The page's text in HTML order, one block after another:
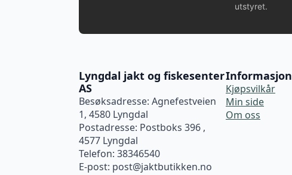
utstyret.
Lyngdal jakt og fiskesenter
AS
Besøksadresse: Agnefestveien
1, 4580 Lyngdal
Postadresse: Postboks 396 ,
4577 Lyngdal
Telefon: 38346540
E-post: post@jaktbutikken.no
Informasjon
Kjøpsvilkår
Min side
Om oss